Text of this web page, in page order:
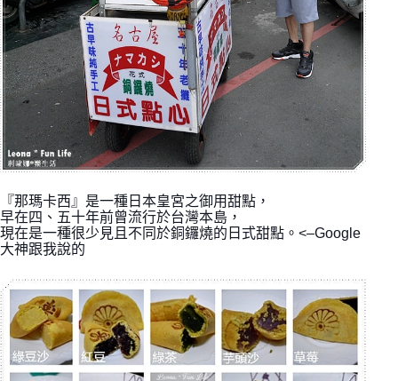
『那瑪卡西』是一種日本皇宮之御用甜點，
早在四、五十年前曾流行於台灣本島，
現在是一種很少見且不同於銅鑼燒的日式甜點。<–Google
大神跟我說的